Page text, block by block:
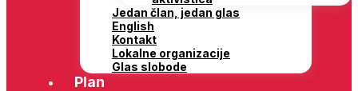
Jedan član, jedan glas
English
Kontakt
Lokalne organizacije
Glas slobode
Plan